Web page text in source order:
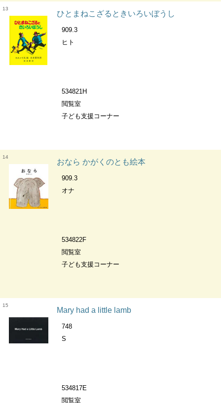
13
ひとまねこざるときいろいぼうし
909.3
ヒト
534821H
閲覧室
子ども支援コーナー
14
おなら かがくのとも絵本
909.3
オナ
534822F
閲覧室
子ども支援コーナー
15
Mary had a little lamb
748
S
534817E
閲覧室